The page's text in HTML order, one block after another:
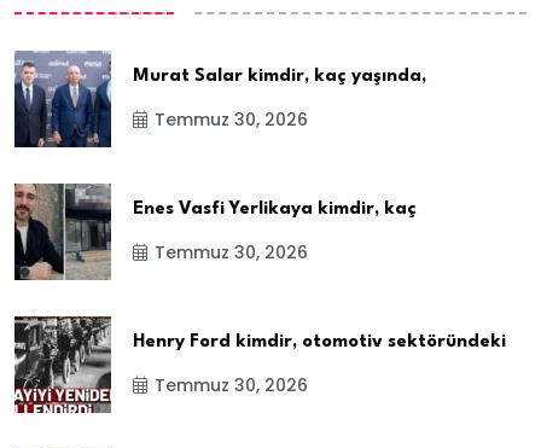
Murat Salar kimdir, kaç yaşında,
Temmuz 30, 2026
Enes Vasfi Yerlikaya kimdir, kaç
Temmuz 30, 2026
Henry Ford kimdir, otomotiv sektöründeki
Temmuz 30, 2026